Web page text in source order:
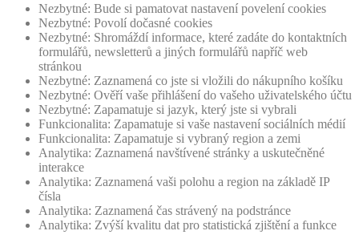
Nezbytné: Bude si pamatovat nastavení povelení cookies
Nezbytné: Povolí dočasné cookies
Nezbytné: Shromáždí informace, které zadáte do kontaktních
formulářů, newsletterů a jiných formulářů napříč web
stránkou
Nezbytné: Zaznamená co jste si vložili do nákupního košíku
Nezbytné: Ověří vaše přihlášení do vašeho uživatelského účtu
Nezbytné: Zapamatuje si jazyk, který jste si vybrali
Funkcionalita: Zapamatuje si vaše nastavení sociálních médií
Funkcionalita: Zapamatuje si vybraný region a zemi
Analytika: Zaznamená navštívené stránky a uskutečněné
interakce
Analytika: Zaznamená vaši polohu a region na základě IP
čísla
Analytika: Zaznamená čas strávený na podstránce
Analytika: Zvýší kvalitu dat pro statistická zjištění a funkce